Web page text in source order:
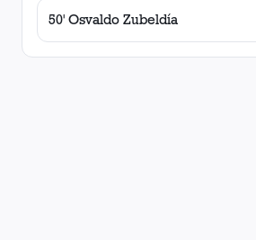
50' Osvaldo Zubeldía